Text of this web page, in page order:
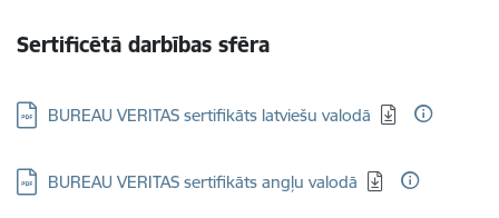
Sertificētā darbības sfēra
Lejupielādēt:
BUREAU VERITAS sertifikāts latviešu valodā
Lejupielādēt:
BUREAU VERITAS sertifikāts angļu valodā